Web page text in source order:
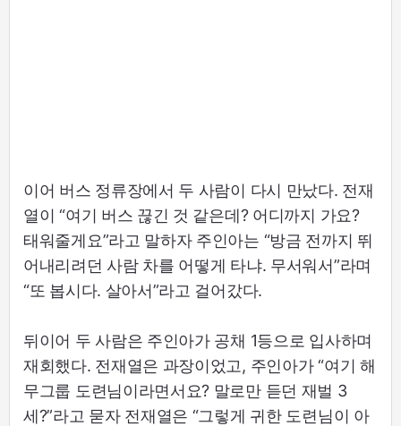
이어 버스 정류장에서 두 사람이 다시 만났다. 전재
열이 “여기 버스 끊긴 것 같은데? 어디까지 가요?
태워줄게요”라고 말하자 주인아는 “방금 전까지 뛰
어내리려던 사람 차를 어떻게 타냐. 무서워서”라며
“또 봅시다. 살아서”라고 걸어갔다.
뒤이어 두 사람은 주인아가 공채 1등으로 입사하며
재회했다. 전재열은 과장이었고, 주인아가 “여기 해
무그룹 도련님이라면서요? 말로만 듣던 재벌 3
세?”라고 묻자 전재열은 “그렇게 귀한 도련님이 아